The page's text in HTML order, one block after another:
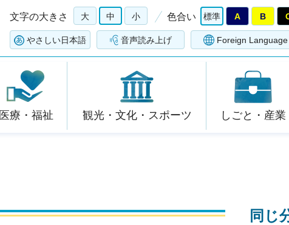
文字の大きさ 大 中 小 色合い 標準 A B
やさしい日本語 音声読み上げ Foreign Language
医療・福祉 観光・文化・スポーツ しごと・産業
同じ